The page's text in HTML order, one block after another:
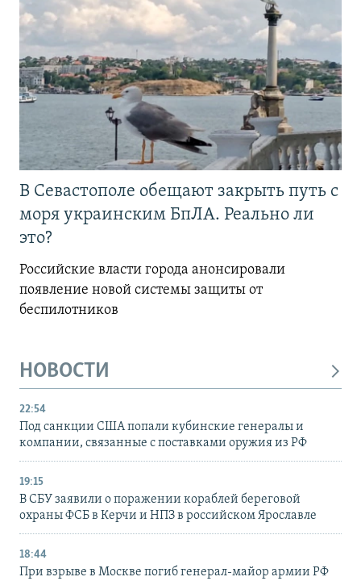
В Севастополе обещают закрыть путь с
моря украинским БпЛА. Реально ли
это?
Российские власти города анонсировали
появление новой системы защиты от
беспилотников
НОВОСТИ
22:54
Под санкции США попали кубинские генералы и
компании, связанные с поставками оружия из РФ
19:15
В СБУ заявили о поражении кораблей береговой
охраны ФСБ в Керчи и НПЗ в российском Ярославле
18:44
При взрыве в Москве погиб генерал-майор армии РФ